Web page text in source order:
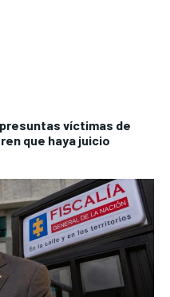
víctimas de
que haya juicio